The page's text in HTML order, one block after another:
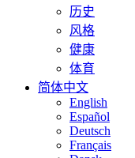
历史
风格
健康
体育
简体中文
English
Español
Deutsch
Français